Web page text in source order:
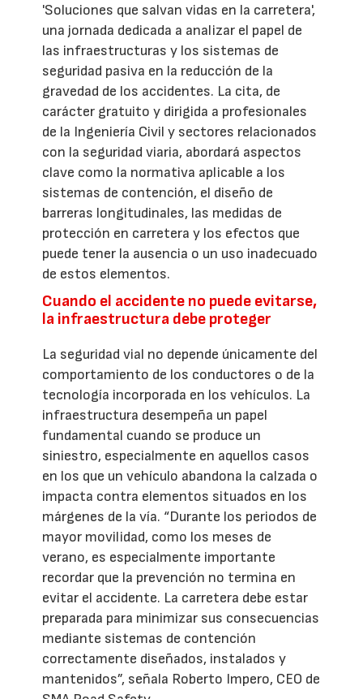
'Soluciones que salvan vidas en la carretera',
una jornada dedicada a analizar el papel de
las infraestructuras y los sistemas de
seguridad pasiva en la reducción de la
gravedad de los accidentes. La cita, de
carácter gratuito y dirigida a profesionales
de la Ingeniería Civil y sectores relacionados
con la seguridad viaria, abordará aspectos
clave como la normativa aplicable a los
sistemas de contención, el diseño de
barreras longitudinales, las medidas de
protección en carretera y los efectos que
puede tener la ausencia o un uso inadecuado
de estos elementos.
Cuando el accidente no puede evitarse,
la infraestructura debe proteger
La seguridad vial no depende únicamente del
comportamiento de los conductores o de la
tecnología incorporada en los vehículos. La
infraestructura desempeña un papel
fundamental cuando se produce un
siniestro, especialmente en aquellos casos
en los que un vehículo abandona la calzada o
impacta contra elementos situados en los
márgenes de la vía. “Durante los periodos de
mayor movilidad, como los meses de
verano, es especialmente importante
recordar que la prevención no termina en
evitar el accidente. La carretera debe estar
preparada para minimizar sus consecuencias
mediante sistemas de contención
correctamente diseñados, instalados y
mantenidos”, señala Roberto Impero, CEO de